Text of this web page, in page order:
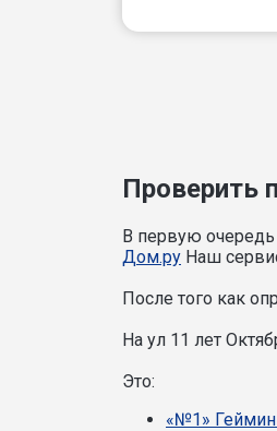
Проверить
В первую очередь
Дом.ру Наш
После того как
На ул 11 лет
Это:
«№1»